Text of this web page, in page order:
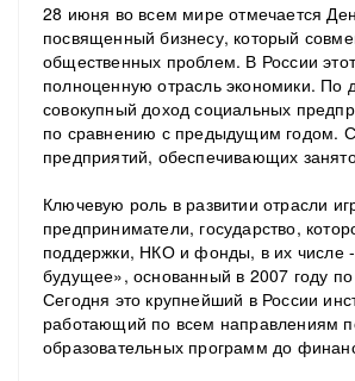
28 июня во всем мире отмечается
посвященный бизнесу, который
общественных проблем. В России
полноценную отрасль экономики.
совокупный доход социальных
по сравнению с предыдущим годом.
предприятий, обеспечивающих
Ключевую роль в развитии отрасли
предприниматели, государство,
поддержки, НКО и фонды, в их числе
будущее», основанный в 2007 году
Сегодня это крупнейший в России
работающий по всем направлениям
образовательных программ до